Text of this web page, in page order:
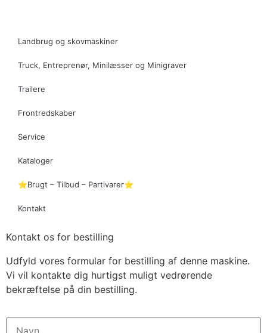
Landbrug og skovmaskiner
Truck, Entreprenør, Minilæsser og Minigraver
Trailere
Frontredskaber
Service
Kataloger
⭐Brugt – Tilbud – Partivarer⭐
Kontakt
Kontakt os for bestilling
Udfyld vores formular for bestilling af denne maskine.
Vi vil kontakte dig hurtigst muligt vedrørende
bekræftelse på din bestilling.